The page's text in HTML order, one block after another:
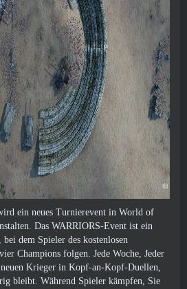
ein neues Turnierevent in World of
Das WARRIORS-Event ist ein
dem Spieler des kostenlosen
Champions folgen. Jede Woche, Jeder
Krieger in Kopf-an-Kopf-Duellen,
bleibt. Während Spieler kämpfen, Sie